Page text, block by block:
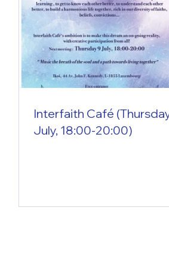
Interfaith Café
July, 18:00-20:00)